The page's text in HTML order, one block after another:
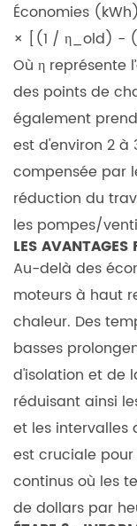
déterminer
le
type
de
boîtier
correct
(indice
IP)
pour
mon
moteur
?
7.4
4.
Pourquoi
ai-
je
besoin
d'un
réacteur
ou
Économies
× [(1 / η_old) -
Où η représente
des points de
également
est d'environ 2 à
compensée par
réduction du
les pompes/
LES AVANTAGES
Au-delà des
moteurs à haut
chaleur. Des
basses
d'isolation et de
réduisant ainsi
et les
est cruciale
continus où les
de dollars par